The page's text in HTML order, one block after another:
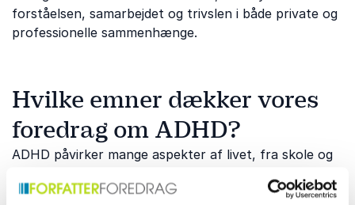
forståelsen, samarbejdet og trivslen i både private og
professionelle sammenhænge.
Hvilke emner dækker vores
foredrag om ADHD?
ADHD påvirker mange aspekter af livet, fra skole og
Derfor spænder vores foredrag bredt og kombinerer